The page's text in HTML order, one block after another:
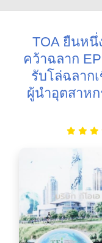
TOA ยืนหนึ่
คว้าฉลาก
รับโล่ฉลาก
ผู้นำอุตสาหก